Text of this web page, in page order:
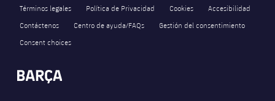
Términos legales Política de Privacidad Cookies
Accesibilidad
Contáctenos
Centro de ayuda/FAQs
Gestión del consentimiento
Consent choices